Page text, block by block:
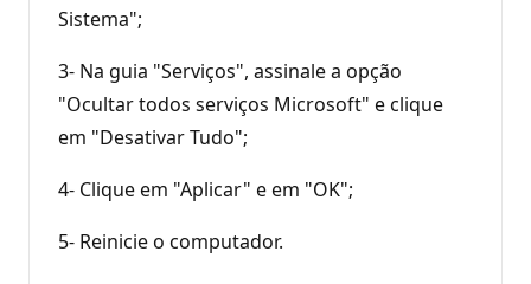
Sistema";
3- Na guia "Serviços", assinale a opção
"Ocultar todos serviços Microsoft" e clique
em "Desativar Tudo";
4- Clique em "Aplicar" e em "OK";
5- Reinicie o computador.